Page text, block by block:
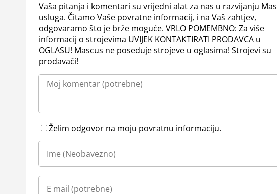
Vaša pitanja i komentari su vrijedni alat za nas u razvijanju
usluga. Čitamo Vaše povratne informacij, i na Vaš zahtjev,
odgovaramo što je brže moguće. VRLO POMEMBNO: Za više
informacij o strojevima UVIJEK KONTAKTIRATI PRODAVCA u
OGLASU! Mascus ne poseduje strojeve u oglasima! Strojevi su
prodavači!
Želim odgovor na moju povratnu informaciju.